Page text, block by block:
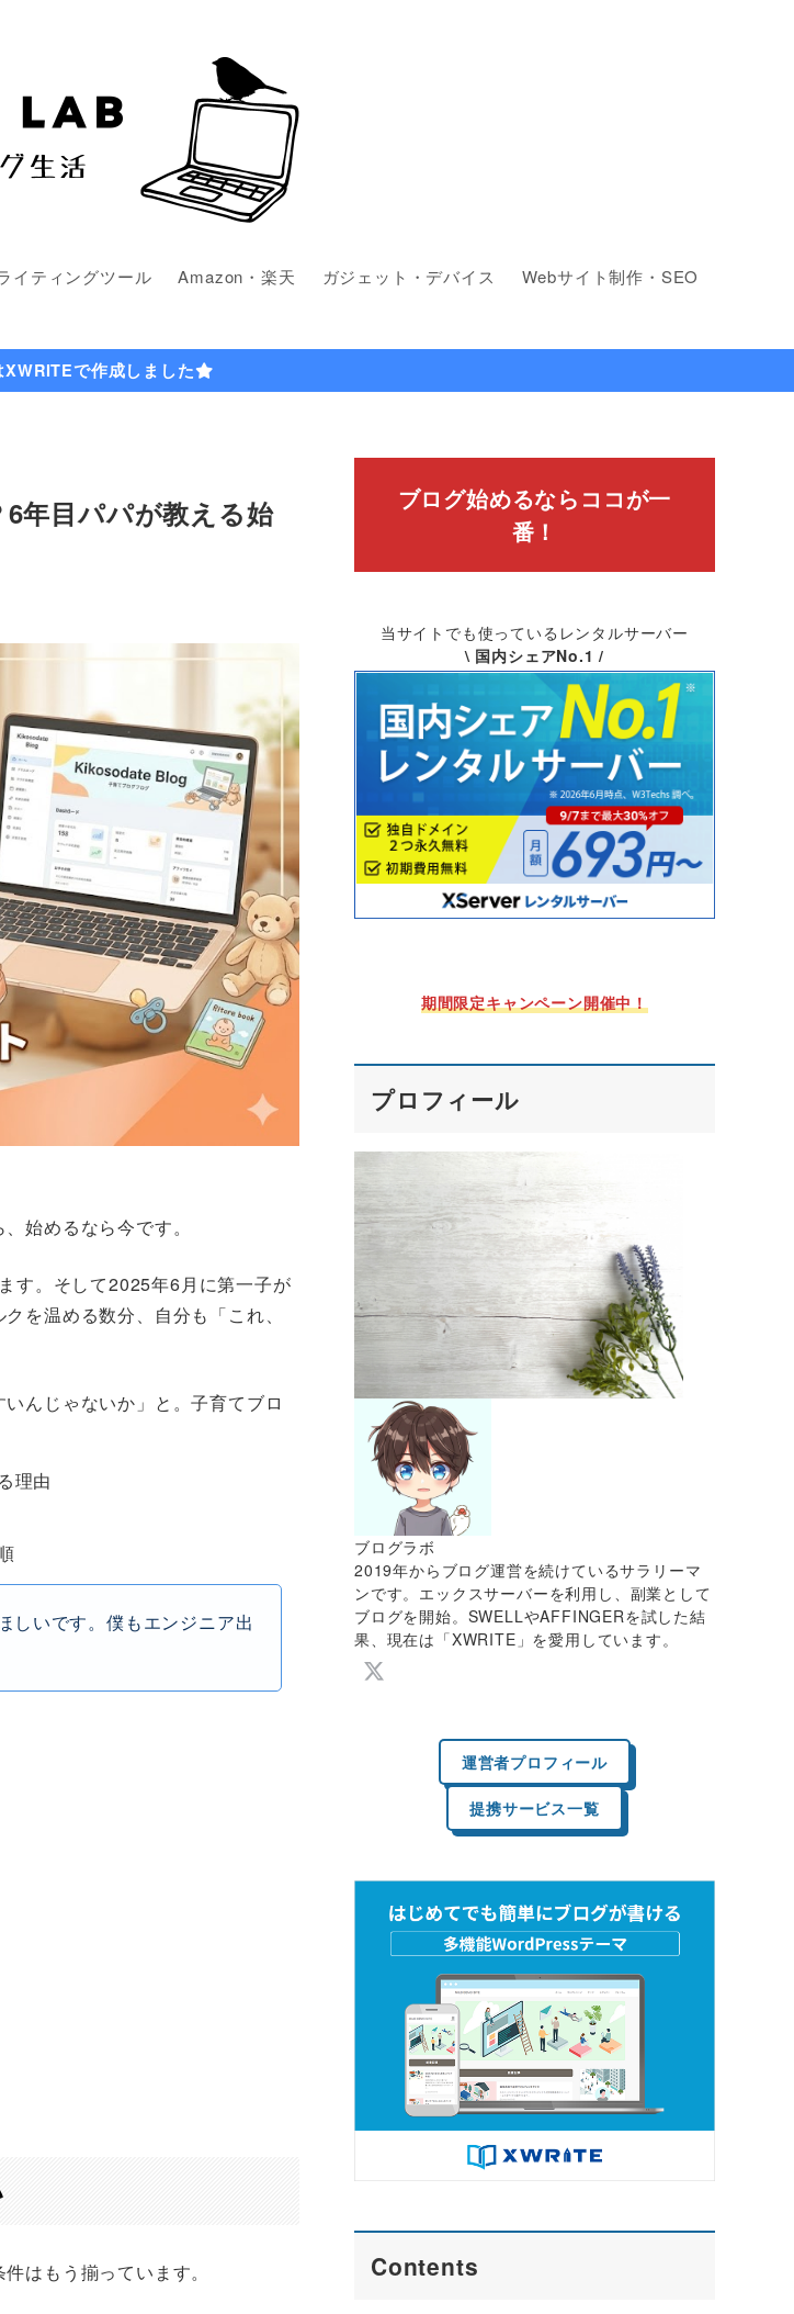
イティングツール Amazon・楽天 ガジェット・デバイス
Webサイト制作・SEO
XWRITEで作成しました
6年目パパが教える始
始めるなら今です。
す。そして2025年6月に第一子が
を温める数分、自分も「これ、
んじゃないか」と。子育てブロ
理由
しいです。僕もエンジニア出
はもう揃っています。
ブログ始めるならココが一
番！
当サイトでも使っているレンタルサーバー
\ 国内シェアNo.1 /
期間限定キャンペーン開催中！
プロフィール
ブログラボ
2019年からブログ運営を続けているサラリーマ
ンです。エックスサーバーを利用し、副業として
ブログを開始。SWELLやAFFINGERを試した結
果、現在は「XWRITE」を愛用しています。
運営者プロフィール
提携サービス一覧
Contents